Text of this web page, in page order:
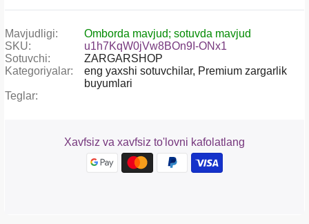
Mavjudligi:
Omborda mavjud; sotuvda mavjud
SKU:
u1h7KqW0jVw8BOn9I-ONx1
Sotuvchi:
ZARGARSHOP
Kategoriyalar:
eng yaxshi sotuvchilar, Premium zargarlik
buyumlari
Teglar:
Xavfsiz va xavfsiz to'lovni kafolatlang